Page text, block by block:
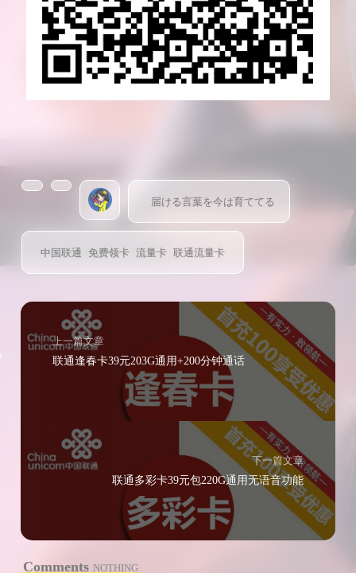
届ける言葉を今は育ててる
中国联通 免费领卡 流量卡 联通流量卡
上一篇文章
联通逢春卡39元203G通用+200分钟通话
下一篇文章
联通多彩卡39元包220G通用无语音功能
Comments NOTHING